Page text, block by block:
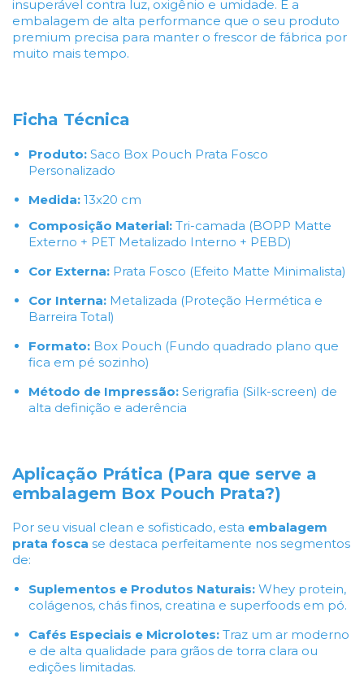
insuperável contra luz, oxigênio e umidade. É a
embalagem de alta performance que o seu produto
premium precisa para manter o frescor de fábrica por
muito mais tempo.
Ficha Técnica
Produto: Saco Box Pouch Prata Fosco
Personalizado
Medida: 13x20 cm
Composição Material: Tri-camada (BOPP Matte
Externo + PET Metalizado Interno + PEBD)
Cor Externa: Prata Fosco (Efeito Matte Minimalista)
Cor Interna: Metalizada (Proteção Hermética e
Barreira Total)
Formato: Box Pouch (Fundo quadrado plano que
fica em pé sozinho)
Método de Impressão: Serigrafia (Silk-screen) de
alta definição e aderência
Aplicação Prática (Para que serve a
embalagem Box Pouch Prata?)
Por seu visual clean e sofisticado, esta embalagem
prata fosca se destaca perfeitamente nos segmentos
de:
Suplementos e Produtos Naturais: Whey protein,
colágenos, chás finos, creatina e superfoods em pó.
Cafés Especiais e Microlotes: Traz um ar moderno
e de alta qualidade para grãos de torra clara ou
edições limitadas.